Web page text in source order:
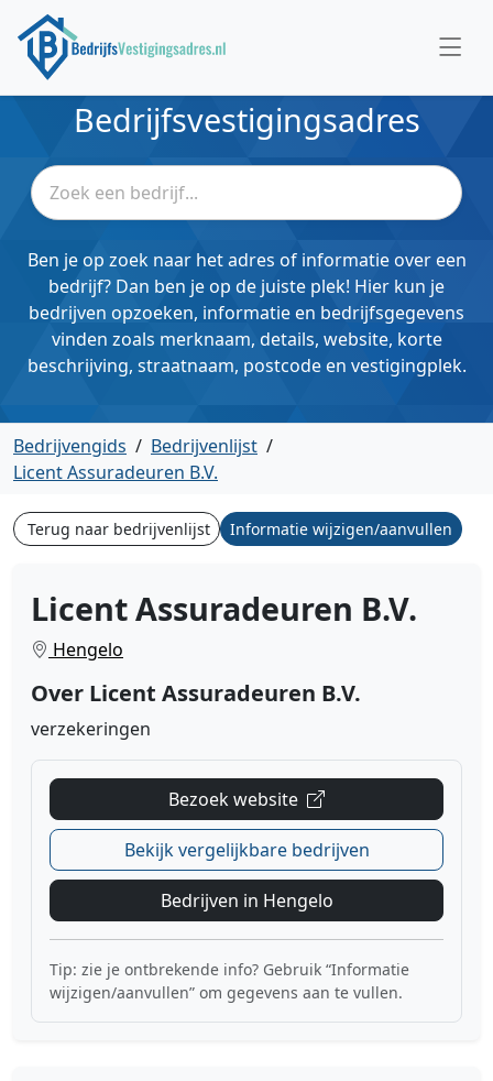
Bedrijfsvestigingsadres
Ben je op zoek naar het adres of informatie over een
bedrijf? Dan ben je op de juiste plek! Hier kun je
bedrijven opzoeken, informatie en bedrijfsgegevens
vinden zoals merknaam, details, website, korte
beschrijving, straatnaam, postcode en vestigingplek.
Bedrijvengids / Bedrijvenlijst /
Licent Assuradeuren B.V.
Terug naar bedrijvenlijst Informatie wijzigen/aanvullen
Licent Assuradeuren B.V.
Hengelo
Over Licent Assuradeuren B.V.
verzekeringen
Bezoek website
Bekijk vergelijkbare bedrijven
Bedrijven in Hengelo
Tip: zie je ontbrekende info? Gebruik “Informatie
wijzigen/aanvullen” om gegevens aan te vullen.